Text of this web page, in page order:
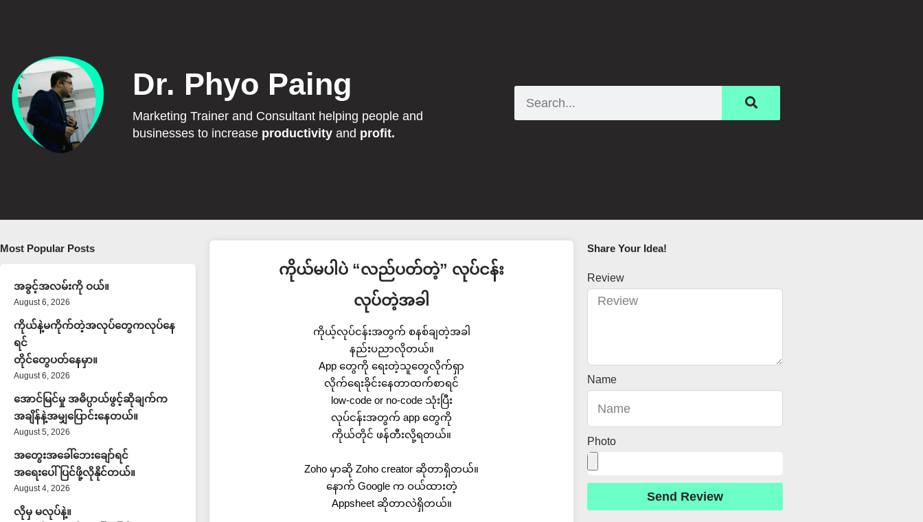
Dr. Phyo Paing
Marketing Trainer and Consultant helping people and
businesses to increase productivityand profit.
Most Popular Posts
အခွင့်အလမ်းကို ဝယ်။
August 6, 2026
ကိုယ်နဲ့မကိုက်တဲ့အလုပ်တွေကလုပ်နေ
ရင်
တိုင်တွေပတ်နေမှာ။
August 6, 2026
အောင်မြင်မှု အဓိပ္ပာယ်ဖွင့်ဆိုချက်က
အချိန်နဲ့အမျှပြောင်းနေတယ်။
August 5, 2026
အတွေးအခေါ်ဘေးချော်ရင်
အရေးပေါ်ပြင်ဖို့လိုနိုင်တယ်။
August 4, 2026
လိုမှ မလုပ်နဲ့။
ကိုယ်မပါပဲ “လည်ပတ်တဲ့” လုပ်ငန်း
လုပ်တဲ့အခါ
ကိုယ့်လုပ်ငန်းအတွက် စနစ်ချတဲ့အခါ
နည်းပညာလိုတယ်။
App တွေကို ရေးတဲ့သူတွေလိုက်ရှာ
လိုက်ရေးခိုင်းနေတာထက်စာရင်
low-code or no-code သုံးပြီး
လုပ်ငန်းအတွက် app တွေကို
ကိုယ်တိုင် ဖန်တီးလို့ရတယ်။
Zoho မှာဆို Zoho creator ဆိုတာရှိတယ်။
နောက် Google က ဝယ်ထားတဲ့
Appsheet ဆိုတာလဲရှိတယ်။
Share Your Idea!​
Review
Name
Photo
Send Review